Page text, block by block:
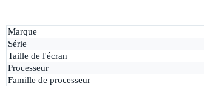
Marque
Série
Taille de l'écran
Processeur
Famille de processeur